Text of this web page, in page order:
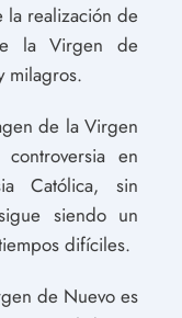
la realización de
la Virgen de
milagros.
de la Virgen
en
Católica, sin
siendo un
difíciles.
de Nuevo es